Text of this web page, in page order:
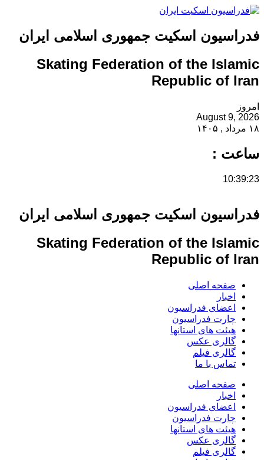
فدراسیون اسکیت جمهوری اسلامی ایران
Skating Federation of the Islamic
Republic of Iran
امروز
August 9, 2026
۱۸ مرداد , ۱۴۰۵
ساعت :
10:39:24
فدراسیون اسکیت جمهوری اسلامی ایران
Skating Federation of the Islamic
Republic of Iran
صفحه اصلی
اخبار
اعضای فدراسیون
چارت فدراسیون
هیئت های استانها
گالری عکس
گالری فیلم
تماس با ما
صفحه اصلی
اخبار
اعضای فدراسیون
چارت فدراسیون
هیئت های استانها
گالری عکس
گالری فیلم